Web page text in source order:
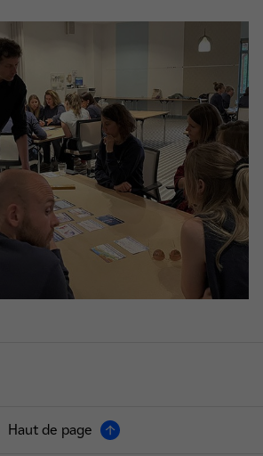
Haut de page